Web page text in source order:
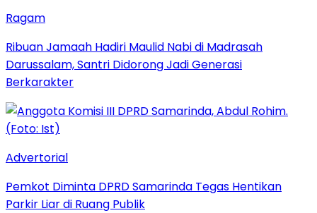
Ragam
Ribuan Jamaah Hadiri Maulid Nabi di Madrasah
Darussalam, Santri Didorong Jadi Generasi
Berkarakter
Advertorial
Pemkot Diminta DPRD Samarinda Tegas Hentikan
Parkir Liar di Ruang Publik